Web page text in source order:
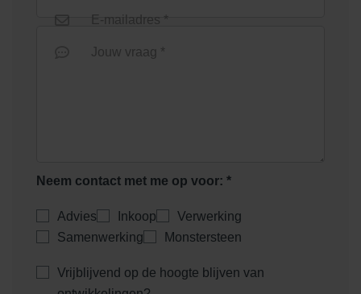
uitloop
Euroline goot onderuitloop
zonder rooster
Euroline goot verzinkt staal
E-mailadres *
Jouw vraag *
Neem contact met me op voor: *
Advies Inkoop
Verwerking
Samenwerking
Monstersteen
Vrijblijvend op de hoogte blijven van